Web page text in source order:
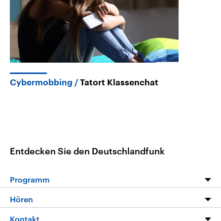
Cybermobbing Tatort Klassenchat
Entdecken Sie den Deutschlandfunk
Programm
Programm
Hören
Livestream
Kontakt